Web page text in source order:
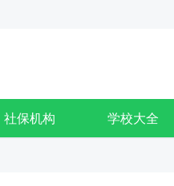
社保机构 学校大全